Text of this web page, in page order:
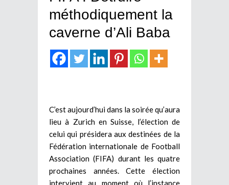
méthodiquement la
caverne d’Ali Baba
C’est aujourd’hui dans la soirée qu’aura
lieu à Zurich en Suisse, l’élection de
celui qui présidera aux destinées de la
Fédération internationale de Football
Association (FIFA) durant les quatre
prochaines années. Cette élection
intervient au moment où l’instance